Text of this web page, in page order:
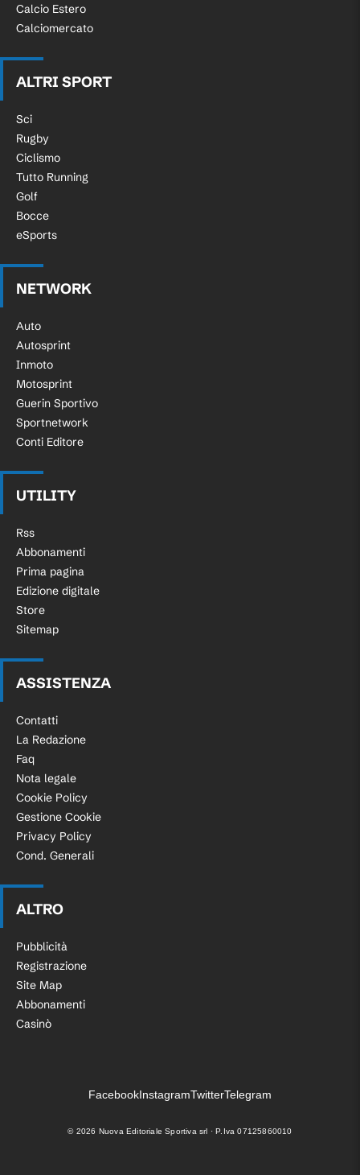
Calcio Estero
Calciomercato
ALTRI SPORT
Sci
Rugby
Ciclismo
Tutto Running
Golf
Bocce
eSports
NETWORK
Auto
Autosprint
Inmoto
Motosprint
Guerin Sportivo
Sportnetwork
Conti Editore
UTILITY
Rss
Abbonamenti
Prima pagina
Edizione digitale
Store
Sitemap
ASSISTENZA
Contatti
La Redazione
Faq
Nota legale
Cookie Policy
Gestione Cookie
Privacy Policy
Cond. Generali
ALTRO
Pubblicità
Registrazione
Site Map
Abbonamenti
Casinò
FacebookInstagramTwitterTelegram
© 2026 Nuova Editoriale Sportiva srl · P.Iva 07125860010